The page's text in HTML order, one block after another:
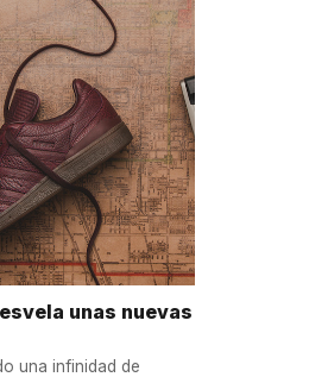
unas nuevas
una infinidad de